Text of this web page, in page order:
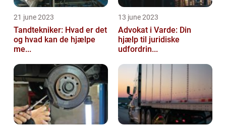
21 june 2023
Tandtekniker: Hvad er det
og hvad kan de hjælpe
me...
13 june 2023
Advokat i Varde: Din
hjælp til juridiske
udfordrin...